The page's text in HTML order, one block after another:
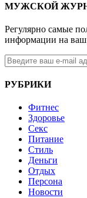
МУЖСКОЙ
Регулярно самые
информации на
РУБРИКИ
Фитнес
Здоровье
Секс
Питание
Стиль
Деньги
Отдых
Персона
Новости